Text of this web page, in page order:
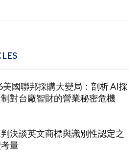
美國聯邦採購大變局：剖析 AI採
對台廠智財的營業秘密危機
決談英文商標與識別性認定之
量